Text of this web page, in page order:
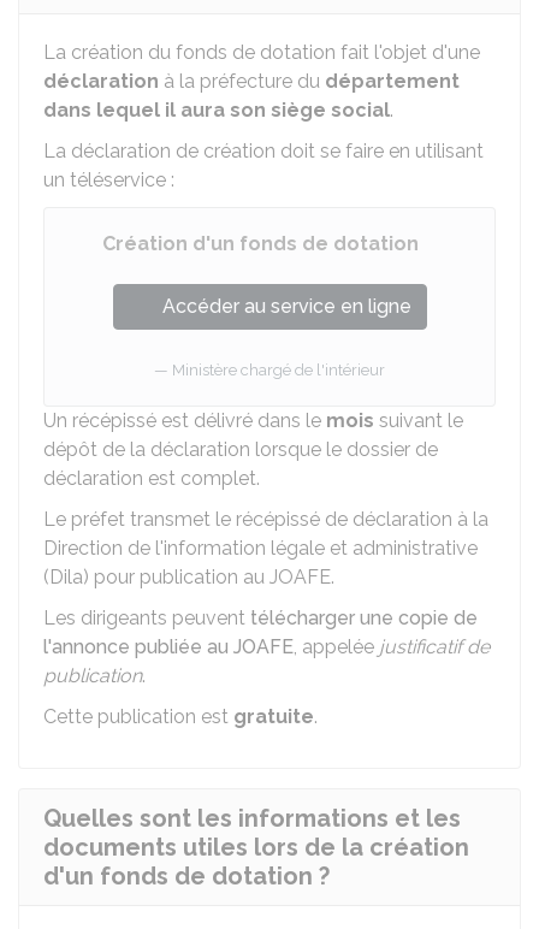
La création du fonds de dotation fait l'objet d'une
déclaration à la préfecture du département
dans lequel il aura son siège social.
La déclaration de création doit se faire en utilisant
un téléservice :
Création d'un fonds de dotation
Accéder au service en ligne
Ministère chargé de l'intérieur
Un récépissé est délivré dans le mois suivant le
dépôt de la déclaration lorsque le dossier de
déclaration est complet.
Le préfet transmet le récépissé de déclaration à la
Direction de l'information légale et administrative
(Dila) pour publication au JOAFE.
Les dirigeants peuvent télécharger une copie de
l'annonce publiée au JOAFE, appelée justificatif de
publication.
Cette publication est gratuite.
Quelles sont les informations et les
documents utiles lors de la création
d'un fonds de dotation ?